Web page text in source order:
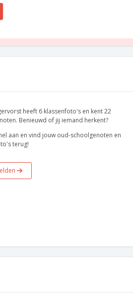
heeft 6 klassenfoto's en kent 22
Benieuwd of jij iemand herkent?
aan en vind jouw oud-schoolgenoten en
terug!